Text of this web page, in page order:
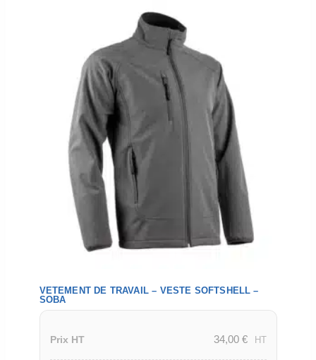
VETEMENT DE TRAVAIL – VESTE SOFTSHELL –
SOBA
Prix HT 34,00 € HT